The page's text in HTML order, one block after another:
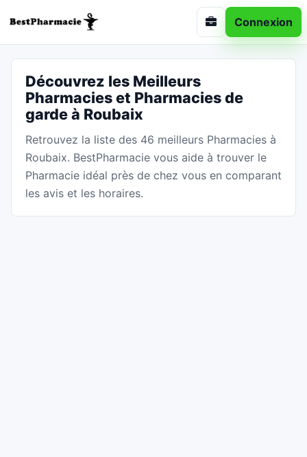
Connexion
Découvrez les Meilleurs
Pharmacies et Pharmacies de
garde à Roubaix
Retrouvez la liste des 46 meilleurs Pharmacies à
Roubaix. BestPharmacie vous aide à trouver le
Pharmacie idéal près de chez vous en comparant
les avis et les horaires.